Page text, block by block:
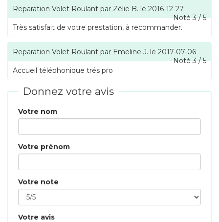
Reparation Volet Roulant par Zélie B. le 2016-12-27
Noté3/5
Très satisfait de votre prestation, à recommander.
Reparation Volet Roulant par Emeline J. le 2017-07-06
Noté3/5
Accueil téléphonique trés pro
Donnez votre avis
Votre nom
Votre prénom
Votre note
Votre avis